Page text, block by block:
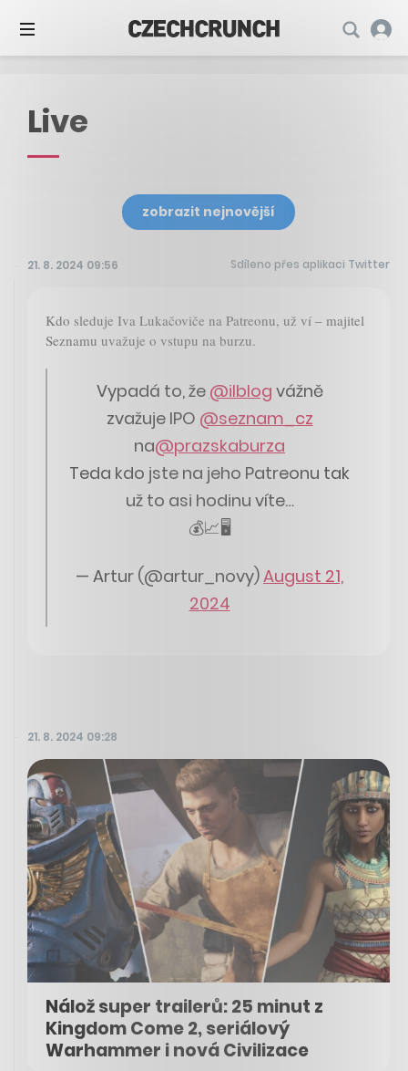
Live
zobrazit nejnovější
21. 8. 2024 09:56 Sdíleno přes aplikaci Twitter
Kdo sleduje Iva Lukačoviče na Patreonu, už ví – majitel
Seznamu uvažuje o vstupu na burzu.
Vypadá to, že @ilblog vážně
zvažuje IPO @seznam_cz
na@prazskaburza
Teda kdo jste na jeho Patreonu tak
už to asi hodinu víte…
💰📈🖥️
— Artur (@artur_novy)August 21,
2024
21. 8. 2024 09:28
Nálož super trailerů: 25 minut z
Kingdom Come 2, seriálový
Warhammer i nová Civilizace